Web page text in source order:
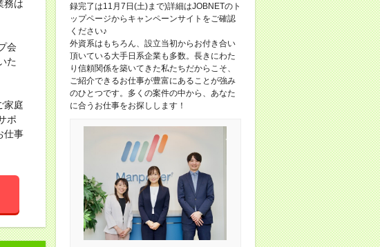
務は
会
た
家庭
ポ
仕事
録完了は11月7日(土)まで)詳細はJOBNETのト
ップページからキャンペーンサイトをご確認
ください♪
外資系はもちろん、設立当初からお付き合い
頂いている大手日系企業も多数。長きにわた
り信頼関係を築いてきた私たちだからこそ、
ご紹介できるお仕事が豊富にあることが強み
のひとつです。多くの案件の中から、あなた
に合うお仕事をお探しします！